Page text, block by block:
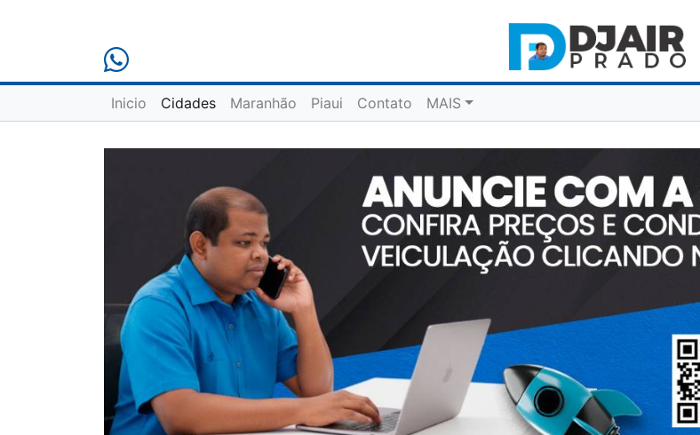
Inicio Cidades Maranhão Piaui Contato MAIS